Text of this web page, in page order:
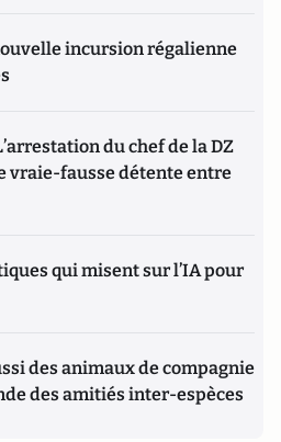
incursion régalienne
du chef de la DZ
vraie-fausse détente entre
qui misent sur l’IA pour
des animaux de compagnie
des amitiés inter-espèces